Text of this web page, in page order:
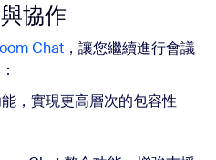
協作
Chat ，讓您繼續進行會議
，實現更高層次的包容性